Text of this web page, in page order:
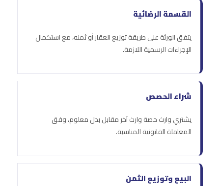
القسمة الرضائية
يتفق الورثة على طريقة توزيع العقار أو ثمنه، مع استكمال
الإجراءات الرسمية اللازمة.
شراء الحصص
يشتري وارث حصة وارث آخر مقابل بدل معلوم، وفق
المعاملة القانونية المناسبة.
البيع وتوزيع الثمن